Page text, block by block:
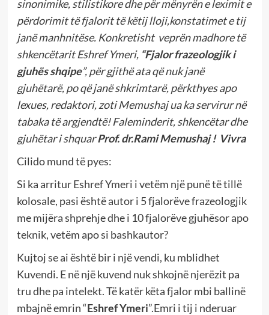
sinonimike, stilistikore dhe për mënyrën e leximit e
përdorimit të fjalorit të këtij lloji,konstatimet e tij
janë manhnitëse. Konkretisht veprën madhore të
shkencëtarit Eshref Ymeri, “Fjalor frazeologjik i
gjuhës shqipe”, për gjithë ata që nuk janë
gjuhëtarë, po që janë shkrimtarë, përkthyes apo
lexues, redaktori, zoti Memushaj ua ka servirur në
tabaka të argjendtë! Faleminderit, shkencëtar dhe
gjuhëtar i shquarProf. dr.Rami Memushaj ! Vivra
Cilido mund të pyes:
Si ka arritur Eshref Ymeri i vetëm një punë të tillë
kolosale, pasi është autor i 5 fjalorëve frazeologjik
me mijëra shprehje dhe i 10 fjalorëve gjuhësor apo
teknik, vetëm apo si bashkautor?
Kujtoj se ai është bir i një vendi, ku mblidhet
Kuvendi. E në një kuvend nuk shkojnë njerëzit pa
tru dhe pa intelekt. Të katër këta fjalor mbi ballinë
mbajnë emrin “Eshref Ymeri”.Emri i tij i nderuar